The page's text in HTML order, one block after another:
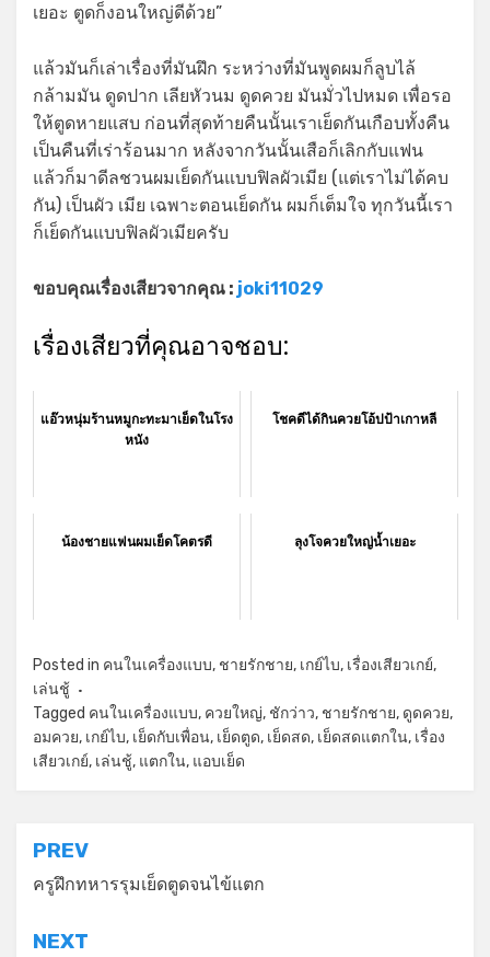
เยอะ ตูดก็งอนใหญ่ดีด้วย”
แล้วมันก็เล่าเรื่องที่มันฝึก ระหว่างที่มันพูดผมก็ลูบไล้
กล้ามมัน ดูดปาก เลียหัวนม ดูดควย มันมั่วไปหมด เพื่อรอ
ให้ตูดหายแสบ ก่อนที่สุดท้ายคืนนั้นเราเย็ดกันเกือบทั้งคืน
เป็นคืนที่เร่าร้อนมาก หลังจากวันนั้นเสือก็เลิกกับแฟน
แล้วก็มาดีลชวนผมเย็ดกันแบบฟิลผัวเมีย (แต่เราไม่ได้คบ
กัน) เป็นผัว เมีย เฉพาะตอนเย็ดกัน ผมก็เต็มใจ ทุกวันนี้เรา
ก็เย็ดกันแบบฟิลผัวเมียครับ
ขอบคุณเรื่องเสียวจากคุณ : joki11029
เรื่องเสียวที่คุณอาจชอบ:
แอ๊วหนุ่มร้านหมูกะทะมาเย็ดในโรง
หนัง
โชคดีได้กินควยโอ้ปป้าเกาหลี
น้องชายแฟนผมเย็ดโคตรดี ลุงโจควยใหญ่น้ำเยอะ
Posted in คนในเครื่องแบบ, ชายรักชาย, เกย์ไบ, เรื่องเสียวเกย์,
เล่นชู้
Tagged คนในเครื่องแบบ, ควยใหญ่, ชักว่าว, ชายรักชาย, ดูดควย,
อมควย, เกย์ไบ, เย็ดกับเพื่อน, เย็ดตูด, เย็ดสด, เย็ดสดแตกใน, เรื่อง
เสียวเกย์, เล่นชู้, แตกใน, แอบเย็ด
แนะแนว
เรื่อง
PREV
ครูฝึกทหารรุมเย็ดตูดจนไข้แตก
NEXT